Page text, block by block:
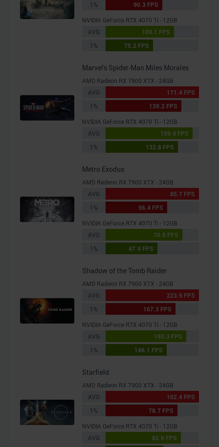
1%
90.3 FPS
NVIDIA GeForce RTX 4070 Ti - 12GB
AVG
109.1 FPS
1%
75.2 FPS
Marvel's Spider-Man Miles Morales
AMD Radeon RX 7900 XTX - 24GB
AVG
171.4 FPS
1%
139.2 FPS
NVIDIA GeForce RTX 4070 Ti - 12GB
AVG
159.4 FPS
1%
132.8 FPS
Metro Exodus
AMD Radeon RX 7900 XTX - 24GB
AVG
85.7 FPS
1%
56.4 FPS
NVIDIA GeForce RTX 4070 Ti - 12GB
AVG
70.5 FPS
1%
47.4 FPS
Shadow of the Tomb Raider
AMD Radeon RX 7900 XTX - 24GB
AVG
223.9 FPS
1%
167.3 FPS
NVIDIA GeForce RTX 4070 Ti - 12GB
AVG
193.3 FPS
1%
146.1 FPS
Starfield
AMD Radeon RX 7900 XTX - 24GB
AVG
102.4 FPS
1%
78.7 FPS
NVIDIA GeForce RTX 4070 Ti - 12GB
AVG
82.6 FPS